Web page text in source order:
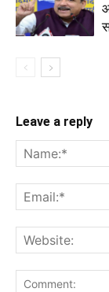
Leave a reply